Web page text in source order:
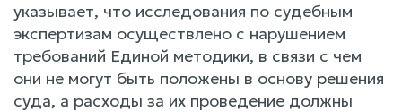
указывает, что исследования по судебным
экспертизам осуществлено с нарушением
требований Единой методики, в связи с чем
они не могут быть положены в основу решения
суда, а расходы за их проведение должны